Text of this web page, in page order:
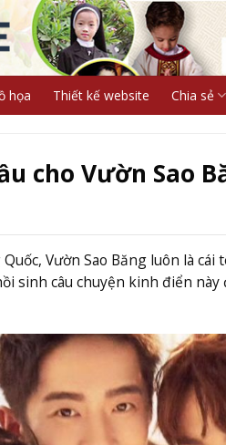
họa Thiết kế website Chia sẻ
cho Vườn Sao
Vườn Sao Băng luôn là
sinh câu chuyện kinh điển